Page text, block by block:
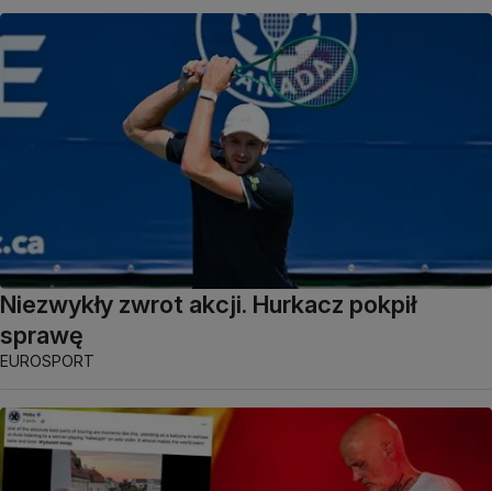
Niezwykły zwrot akcji. Hurkacz pokpił
sprawę
EUROSPORT